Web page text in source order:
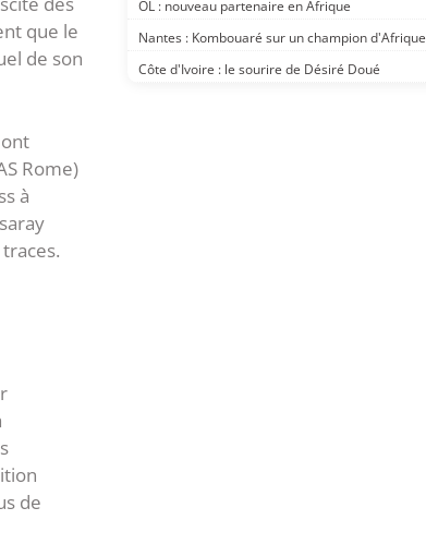
que le
de son
Rome)
à
de
OL : nouveau partenaire en Afrique
Nantes : Kombouaré sur un champion d'Afrique
Côte d'Ivoire : le sourire de Désiré Doué